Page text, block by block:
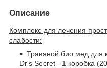
Описание
Комплекс для лечения
слабости:
Травяной био мед для
Dr's Secret - 1 коробка